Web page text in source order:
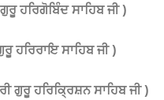
ਹਰਿਗੋਬਿੰਦ ਸਾਹਿਬ ਜੀ )
ਹਰਿਰਾਇ ਸਾਹਿਬ ਜੀ )
ਹਰਿਕ੍ਰਿਸ਼ਨ ਸਾਹਿਬ ਜੀ )